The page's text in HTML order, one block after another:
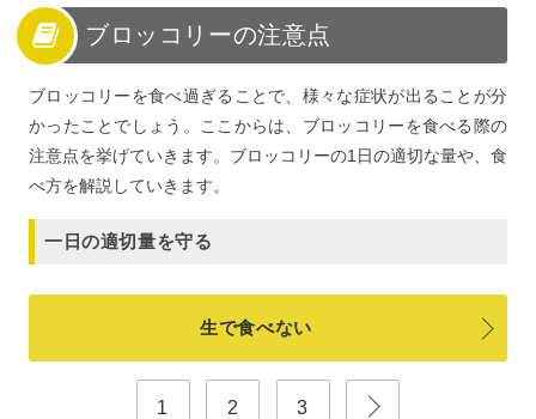
ブロッコリーの注意点
ブロッコリーを食べ過ぎることで、様々な症状が出ることが分
かったことでしょう。ここからは、ブロッコリーを食べる際の
注意点を挙げていきます。ブロッコリーの1日の適切な量や、食
べ方を解説していきます。
一日の適切量を守る
生で食べない
1 2 3